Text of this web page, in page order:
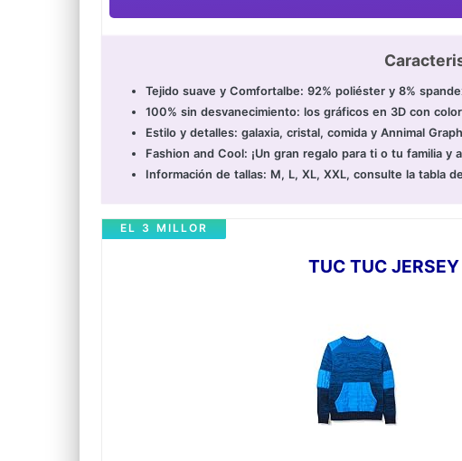
Tejido suave y Comfortalbe: 92% poliéster y 8%
100% sin desvanecimiento: los gráficos en 3D con
Estilo y detalles: galaxia, cristal, comida y Annimal
Fashion and Cool: ¡Un gran regalo para ti o tu familia
Información de tallas: M, L, XL, XXL, consulte la tabla
TUC TUC
EL 3 MILLOR